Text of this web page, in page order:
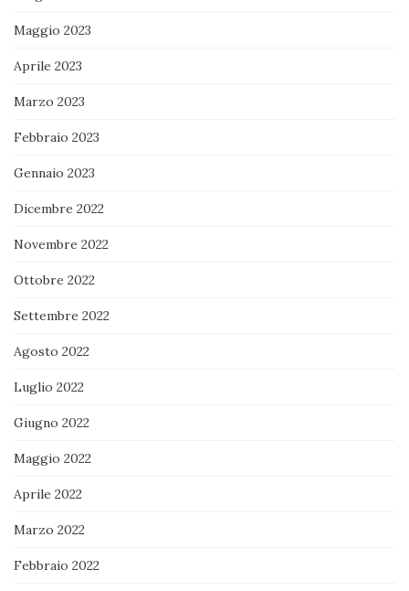
Maggio 2023
Aprile 2023
Marzo 2023
Febbraio 2023
Gennaio 2023
Dicembre 2022
Novembre 2022
Ottobre 2022
Settembre 2022
Agosto 2022
Luglio 2022
Giugno 2022
Maggio 2022
Aprile 2022
Marzo 2022
Febbraio 2022